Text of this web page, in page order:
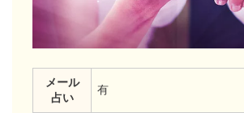
メール
占い
有